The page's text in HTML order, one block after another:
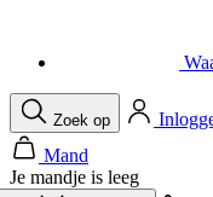
Je mandje is leeg
Menu Sluit
Bel
Zoek op
Mand